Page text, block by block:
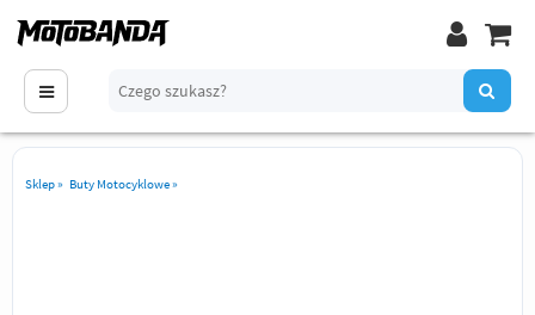
Sklep» Buty Motocyklowe»